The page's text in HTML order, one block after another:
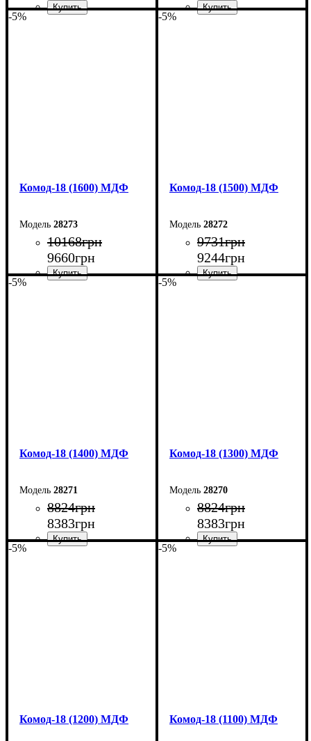
-5%
Комод-18 (1600) МДФ
28273
10168грн
9660грн
-5%
Комод-18 (1500) МДФ
28272
9731грн
9244грн
-5%
Комод-18 (1400) МДФ
28271
8824грн
8383грн
-5%
Комод-18 (1300) МДФ
28270
8824грн
8383грн
-5%
Комод-18 (1200) МДФ
-5%
Комод-18 (1100) МДФ